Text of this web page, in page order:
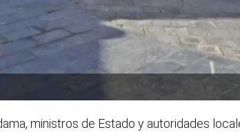
ministros de Estado y autoridades